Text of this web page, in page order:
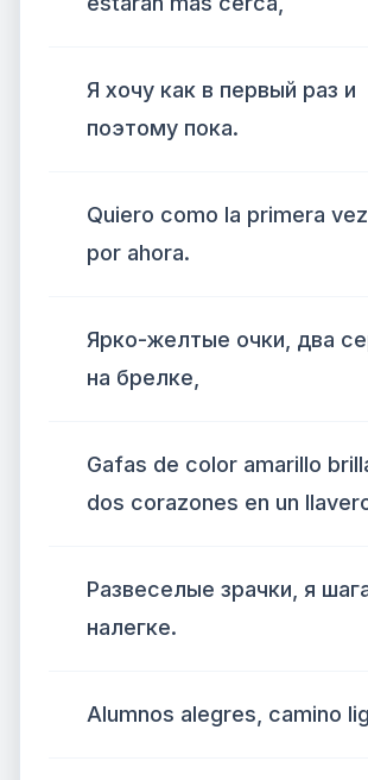
Я хочу как в первый раз и
поэтому пока.
Quiero como la primera
por ahora.
Ярко-желтые очки, два
на брелке,
Gafas de color amarillo
dos corazones en un
Развеселые зрачки, я
налегке.
Alumnos alegres, camino